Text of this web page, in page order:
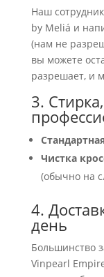
Наш
by Meliá и
(нам не
вы можете
разрешает, и
3.
Чистка
(обычно на
4.
день
Большинство
Vinpearl